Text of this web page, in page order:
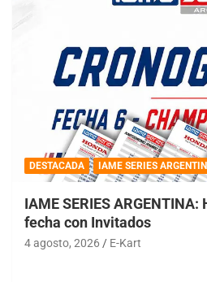
DESTACADA IAME SERIES
IAME SERIES
fecha con Invitados
4 agosto, 2026 E-Kart